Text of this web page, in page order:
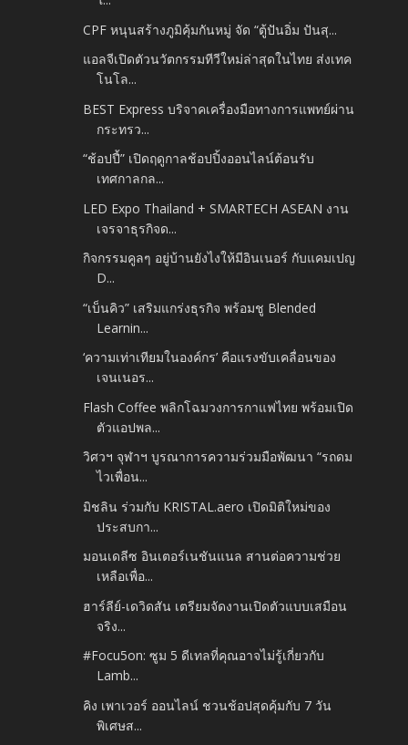
CPF หนุนสร้างภูมิคุ้มกันหมู่ จัด “ตู้ปันอิ่ม ปันสุ...
แอลจีเปิดตัวนวัตกรรมทีวีใหม่ล่าสุดในไทย ส่งเทค
โนโล...
BEST Express บริจาคเครื่องมือทางการแพทย์ผ่าน
กระทรว...
“ช้อปปี้” เปิดฤดูกาลช้อปปิ้งออนไลน์ต้อนรับ
เทศกาลกล...
LED Expo Thailand + SMARTECH ASEAN งาน
เจรจาธุรกิจด...
กิจกรรมคูลๆ อยู่บ้านยังไงให้มีอินเนอร์ กับแคมเปญ
D...
“เบ็นคิว” เสริมแกร่งธุรกิจ พร้อมชู Blended
Learnin...
‘ความเท่าเทียมในองค์กร’ คือแรงขับเคลื่อนของ
เจนเนอร...
Flash Coffee พลิกโฉมวงการกาแฟไทย พร้อมเปิด
ตัวแอปพล...
วิศวฯ จุฬาฯ บูรณาการความร่วมมือพัฒนา “รถดม
ไวเพื่อน...
มิชลิน ร่วมกับ KRISTAL.aero เปิดมิติใหม่ของ
ประสบกา...
มอนเดลีซ อินเตอร์เนชันแนล สานต่อความช่วย
เหลือเพื่อ...
ฮาร์ลีย์-เดวิดสัน เตรียมจัดงานเปิดตัวแบบเสมือน
จริง...
#Focu5on: ซูม 5 ดีเทลที่คุณอาจไม่รู้เกี่ยวกับ
Lamb...
คิง เพาเวอร์ ออนไลน์ ชวนช้อปสุดคุ้มกับ 7 วัน
พิเศษส...